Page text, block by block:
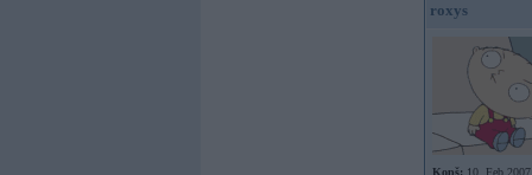
roxys
Kopš: 10. Feb 2007